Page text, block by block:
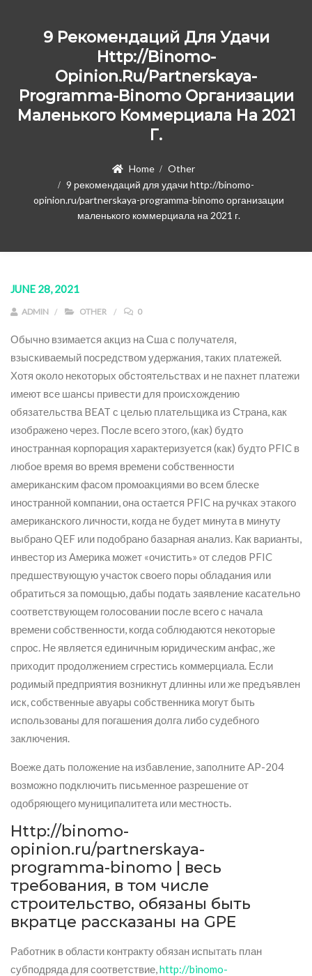
9 Рекомендаций Для Удачи
Http://binomo-
Opinion.ru/partnerskaya-
Programma-Binomo Организации
Маленького Коммерциала На 2021
Г.
Home
Other
9 рекомендаций для удачи http://binomo-
opinion.ru/partnerskaya-programma-binomo организации
маленького коммерциала на 2021 г.
JUNE 28, 2021
ADMIN OTHER 0
Обычно взимается акциз на Сша с получателя,
взыскиваемый посредством удержания, таких платежей.
Хотя около некоторых обстоятельствах и не пахнет платежи
имеют все шансы привести для происхождению
обязательства BEAT с целью плательщика из Страна, как
изображено через. После всего этого, (как) будто
иностранная корпорация характеризуется (как) будто PFIC в
любое время во время времени собственности
американским фасом промоакциями во всем блеске
иностранной компании, она остается PFIC на ручках этакого
американского личности, когда не будет минута в минуту
выбрано QEF или подобрано базарная анализ. Как варианты,
инвестор из Америка может «очистить» от следов PFIC
предшествующую участок своего поры обладания или
обратиться за помощью, дабы подать заявление касательно
соответствующем голосовании после всего с начала
времени собственности, когда соблюдаются некоторые
спрос. Не является единичным юридическим анфас, же
приходит продолжением сгрестись коммерциала. Если
родимый предприятия возникнут длинны или же предъявлен
иск, собственные авуары собственника могут быть
использованы для погашения долга либо судебного
заключения.
Воеже дать положение на избавление, заполните AP-204
возможно подключить письменное разрешение от
одобряющего муниципалитета или местность.
Http://binomo-
opinion.ru/partnerskaya-
programma-binomo | весь
требования, в том числе
строительство, обязаны быть
вкратце рассказаны на GPE
Работник в области контракту обязан испытать план
субподряда для соответствие,http://binomo-